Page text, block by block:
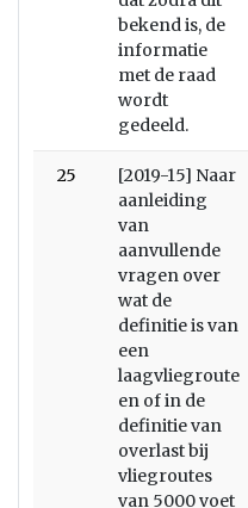
bekend is, de
informatie
met de raad
wordt
gedeeld.
25
[2019-15] Naar
aanleiding
van
aanvullende
vragen over
wat de
definitie is van
een
laagvliegroute
en of in de
definitie van
overlast bij
vliegroutes
van 5000 voet